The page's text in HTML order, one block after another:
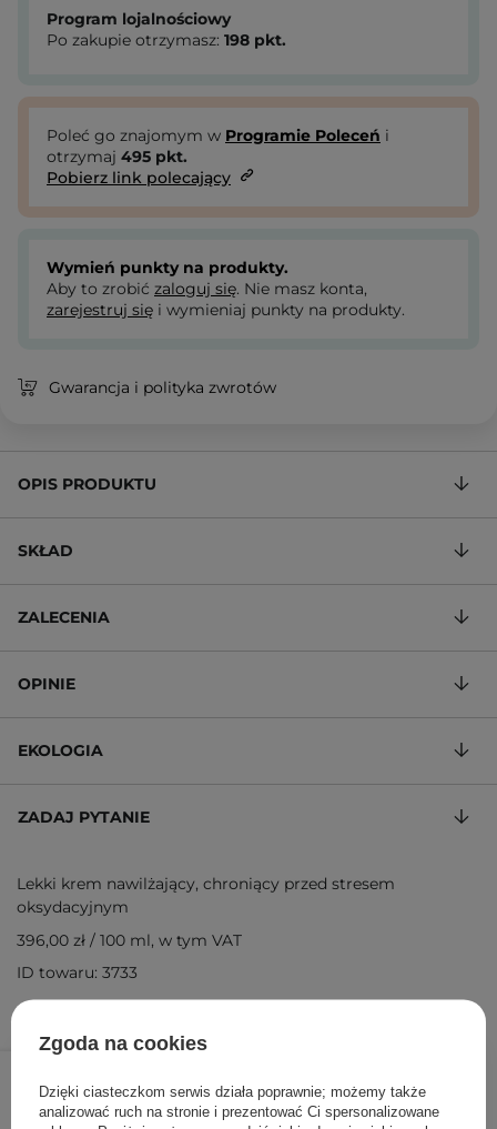
DODAJ DO KOSZYKA
Program lojalnościowy
Po zakupie otrzymasz: 198 pkt.
Poleć go znajomym w Programie Poleceń i
otrzymaj 495 pkt.
Pobierz link polecający
Wymień punkty na produkty.
Aby to zrobić zaloguj się. Nie masz konta,
zarejestruj się i wymieniaj punkty na produkty.
Gwarancja i polityka zwrotów
OPIS PRODUKTU
SKŁAD
ZALECENIA
OPINIE
EKOLOGIA
ZADAJ PYTANIE
Lekki krem nawilżający, chroniący przed stresem
oksydacyjnym
396,00 zł / 100 ml, w tym VAT
ID towaru: 3733
Zgoda na cookies
Dzięki ciasteczkom serwis działa poprawnie; możemy także
analizować ruch na stronie i prezentować Ci spersonalizowane